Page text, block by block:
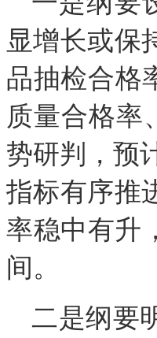
显增长或保
品抽检合格
质量合格率
势研判，预
指标有序推
率稳中有升
间。
二是纲要